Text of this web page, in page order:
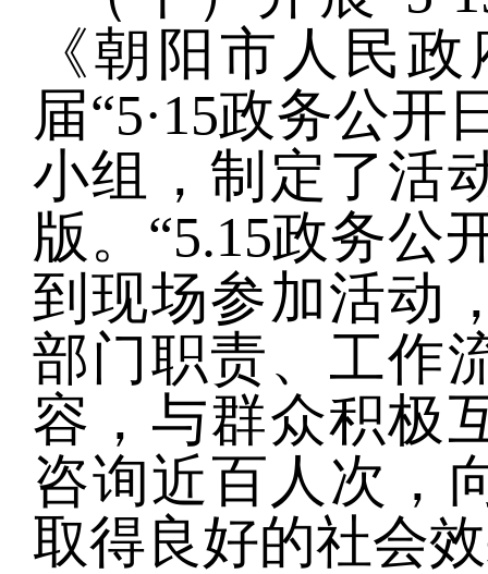
《朝阳市人民
届“5·15政务公
小组，制定了活
版。“5.15政务公
到现场参加活动
部门职责、工作
容，与群众积极
咨询近百人次，
取得良好的社会